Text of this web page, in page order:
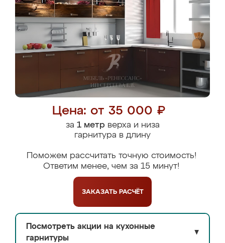
Цена: от 35 000 ₽
за 1 метрверха и низа
гарнитура в длину
Поможем рассчитать точную стоимость!
Ответим менее, чем за 15 минут!
ЗАКАЗАТЬ РАСЧЁТ
Посмотреть акции на кухонные
гарнитуры
▼